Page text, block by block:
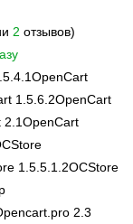
2 отзывов)
OpenCart
1.5.6.2OpenCart
2.1OpenCart
1.5.5.1.2OCStore
2.3